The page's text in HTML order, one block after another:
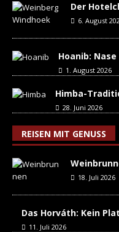
Der
6. August
Hoanib:
1. August 2026
Himba-
28. Juni 2026
REISEN MIT GENUSS
18. Juli 2026
Das Horváth: Kein
11. Juli 2026